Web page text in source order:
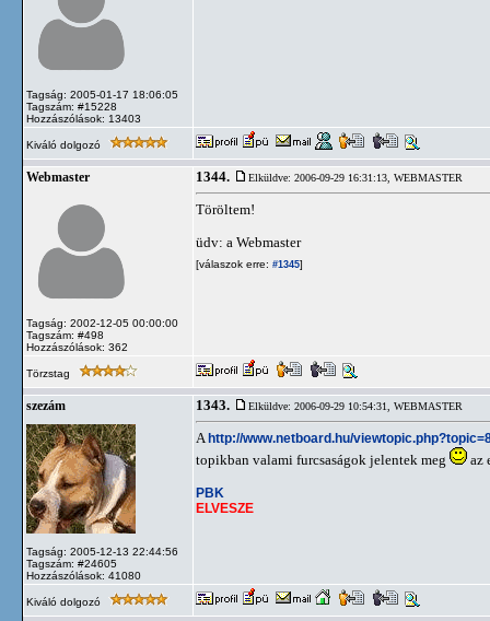
Tagság: 2005-01-17 18:06:05
Tagszám: #15228
Hozzászólások: 13403
Kiváló dolgozó
Webmaster
Tagság: 2002-12-05 00:00:00
Tagszám: #498
Hozzászólások: 362
1344. Elküldve: 2006-09-29 16:31:13, WEBMASTER
Töröltem!
üdv: a Webmaster
[válaszok erre: #1345]
Törzstag
szezám
Tagság: 2005-12-13 22:44:56
Tagszám: #24605
Hozzászólások: 41080
1343. Elküldve: 2006-09-29 10:54:31, WEBMASTER
A http://www.netboard.hu/
topikban valami furcsaságok jelentek meg
az
PBK
ELVESZE
Kiváló dolgozó